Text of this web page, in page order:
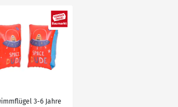
3-6 Jahre